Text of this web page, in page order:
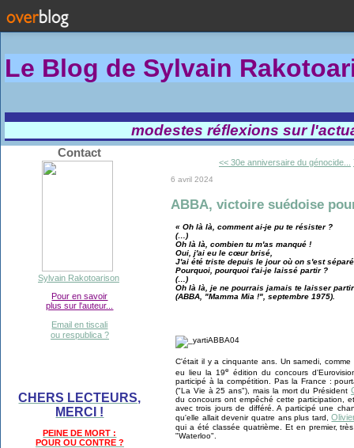
Le Blog de Sylvain Rakotoa
modestes réflexions sur
Contact
Sylvain Rakotoarison
Pour en savoir
plus sur l'auteur...
Email en tiscali
ou respublica ?
CHERS LECTEURS,
MERCI !
PEINE DE MORT :
POUR OU CONTRE ?
<< 30e anniversaire du génocide...
6 avril 2024
ABBA, victoire suédoise
« Oh là là, comment ai-je pu te résister ?
(…)
Oh là là, combien tu m'as manqué !
Oui, j'ai eu le cœur brisé,
J'ai été triste depuis le jour où on s'est
Pourquoi, pourquoi t'ai-je laissé partir ?
(…)
Oh là là, je ne pourrais jamais te laisser
(ABBA, "Mamma Mia !", septembre 1975).
C'était il y a cinquante ans. Un samedi,
eu lieu la 19e édition du concours
participé à la compétition. Pas la France :
("La Vie à 25 ans"), mais la mort du Président
du concours ont empêché cette participation,
avec trois jours de différé. A participé une
qu'elle allait devenir quatre ans plus tard,
qui a été classée quatrième. Et en premier,
"Waterloo".